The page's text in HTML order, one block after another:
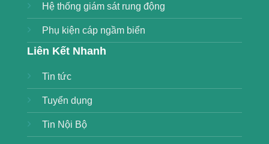
Hệ thống giám sát rung động
Phụ kiện cáp ngầm biển
Liên Kết Nhanh
Tin tức
Tuyển dụng
Tin Nội Bộ